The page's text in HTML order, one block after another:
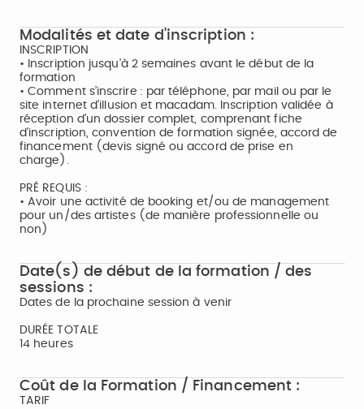
Modalités et date d'inscription :
INSCRIPTION
• Inscription jusqu'à 2 semaines avant le début de la
formation
• Comment s’inscrire : par téléphone, par mail ou par le
site internet d’illusion et macadam. Inscription validée à
réception d'un dossier complet, comprenant fiche
d'inscription, convention de formation signée, accord de
financement (devis signé ou accord de prise en
charge).
PRÉ REQUIS :
• Avoir une activité de booking et/ou de management
pour un/des artistes (de manière professionnelle ou
non)
Date(s) de début de la formation / des
sessions :
Dates de la prochaine session à venir
DURÉE TOTALE
14 heures
Coût de la Formation / Financement :
TARIF